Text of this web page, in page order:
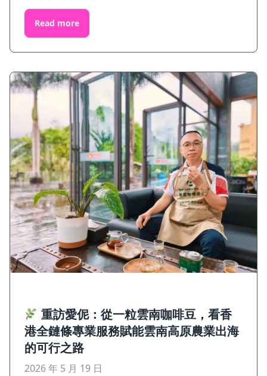
Read more
重訪愛伲：從一粒雲南咖啡豆，看香
港全鏈條專業服務賦能雲南高原農業出海
的可行之路
2026 年 5 月 19 日